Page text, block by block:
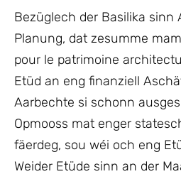
Bezüglech der Basilika sinn
Planung, dat zesumme
pour le patrimoine
Etüd an eng finanziell
Aarbechte si schonn
Opmooss mat enger
fäerdeg, sou wéi och eng
Weider Etüde sinn an der